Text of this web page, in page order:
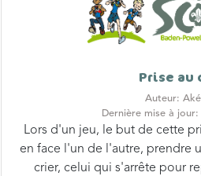
Prise au
Auteur:
Dernière mise à jour:
Lors d'un jeu, le but de cette
en face l'un de l'autre, prendre
crier, celui qui s'arrête pour